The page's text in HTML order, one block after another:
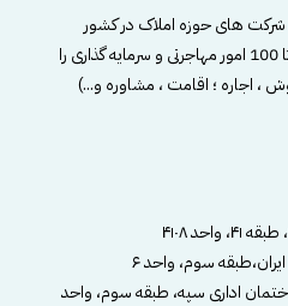
شرکت های حوزه املاک در کشور
امارات متحده عربی می باشد.0 تا 100 امور مهاجرتی و سرمایه گذاری را
، اجاره ؛ اقامت ، مشاوره و...)
سوم، واحد ۶
اداری سپه، طبقه سوم، واحد